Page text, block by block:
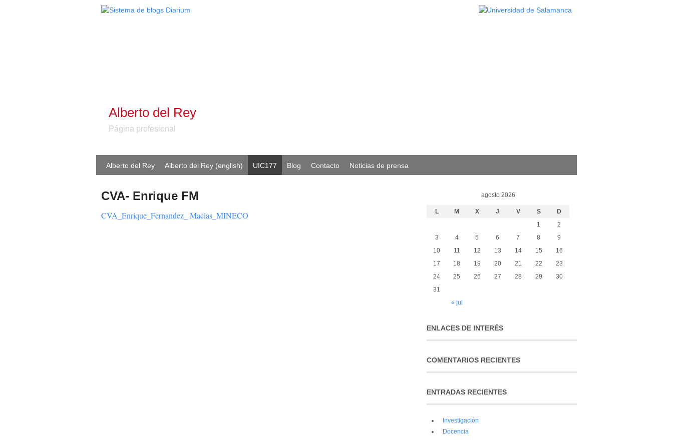
Alberto del Rey
Página profesional
Alberto del Rey Alberto del Rey (english) UIC177 Blog Contacto Noticias de prensa
CVA- Enrique FM
CVA_Enrique_Fernandez_ Macias_MINECO
agosto 2026
L M X J V S D
« jul
1
2
3
4 5 6 7 8
9
10
11 12 13 14 15
16
17
18 19 20 21 22
23
24
25 26 27 28 29
30
31
ENLACES DE INTERÉS
COMENTARIOS RECIENTES
ENTRADAS RECIENTES
Investigación
Docencia